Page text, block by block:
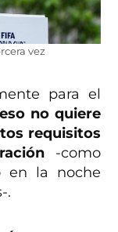
vez
para el
eso no quiere
requisitos
-como
en la noche
.